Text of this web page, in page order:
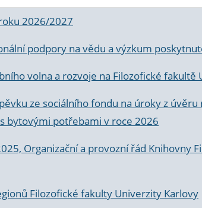
2026/2027
podpory na vědu a výzkum
volna a rozvoje na Filozofické fakultě
ze sociálního fondu na úroky z
bytovými potřebami v roce 2026
Organizační a provozní řád Knihovny
Filozofické fakulty Univerzity Karlovy